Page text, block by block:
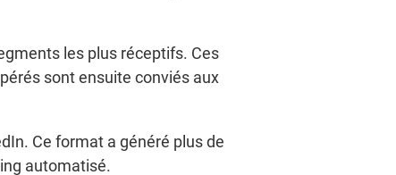
les plus réceptifs. Ces
sont ensuite conviés aux
Ce format a généré plus de
automatisé.